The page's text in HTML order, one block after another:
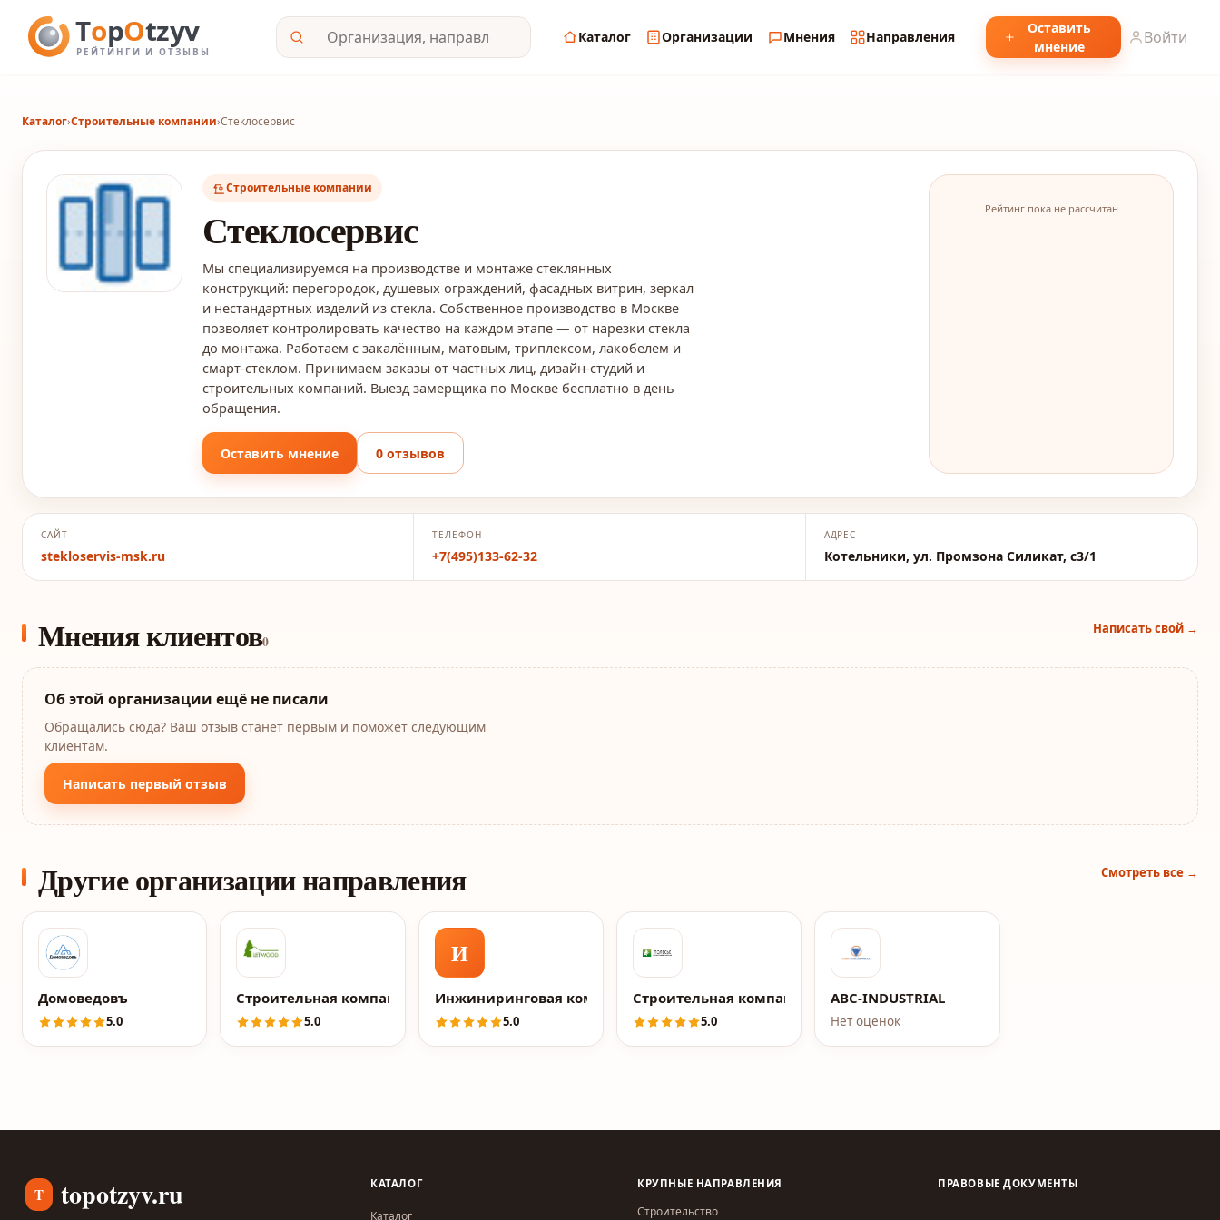
Каталог Организации Мнения Направления
Оставить
мнение
Войти
Каталог›Строительные компании›Стеклосервис
Строительные компании
Стеклосервис
Мы специализируемся на производстве и монтаже стеклянных
конструкций: перегородок, душевых ограждений, фасадных витрин, зеркал
и нестандартных изделий из стекла. Собственное производство в Москве
позволяет контролировать качество на каждом этапе — от нарезки стекла
до монтажа. Работаем с закалённым, матовым, триплексом, лакобелем и
смарт-стеклом. Принимаем заказы от частных лиц, дизайн-студий и
строительных компаний. Выезд замерщика по Москве бесплатно в день
обращения.
Оставить мнение 0 отзывов
Рейтинг пока не рассчитан
САЙТ
stekloservis-msk.ru
ТЕЛЕФОН
+7(495)133-62-32
АДРЕС
Котельники, ул. Промзона Силикат, с3/1
Мнения клиентов0
Написать свой →
Об этой организации ещё не писали
Обращались сюда? Ваш отзыв станет первым и поможет следующим
клиентам.
Написать первый отзыв
Другие организации направления Смотреть все →
Домоведовъ
5.0
Строительная компания Let Wood
5.0
И
Инжиниринговая компания 2к
5.0
Строительная компания Полесье
5.0
ABC-INDUSTRIAL
Нет оценок
T topotzyv.ru КАТАЛОГ
Каталог
КРУПНЫЕ НАПРАВЛЕНИЯ
Строительство
ПРАВОВЫЕ ДОКУМЕНТЫ